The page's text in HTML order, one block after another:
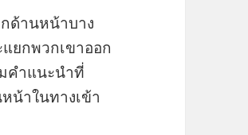
ด้านหน้าบาง
ยกพวกเขาออก
คำแนะนำที่
น้าในทางเข้า